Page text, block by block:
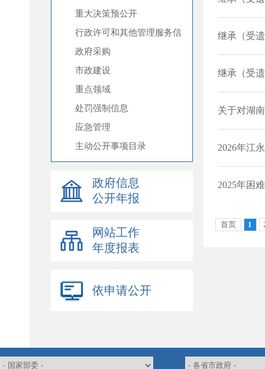
重大决策预公开
行政许可和其他管理服务信
息
政府采购
市政建设
重点领域
处罚强制信息
应急管理
主动公开事项目录
政府信息
公开年报
网站工作
年度报表
依申请公开